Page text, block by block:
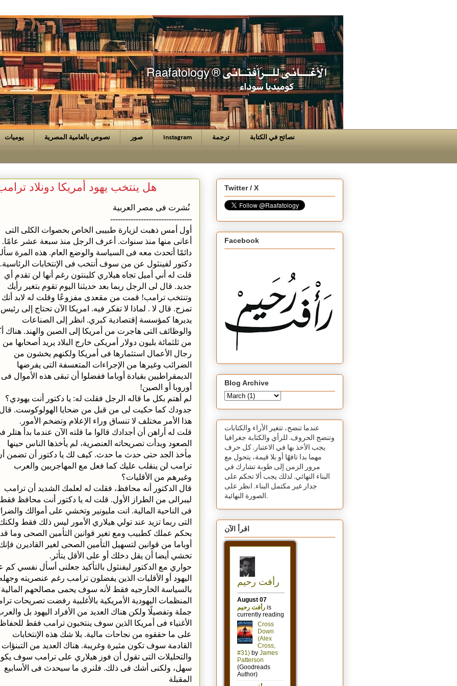
يوميات نصوص بالعامية المصرية صور Instagram ترجمة نصائح في الكتابة
هل ينتخب يهود أمريكا دونلاد
نُشرت فى مصر العربية
--------------------------------
أول أمس ذهبت لزيارة طبيبى الخاص بحصوات الكلى التى
أعانى منها منذ سنوات. أعرف الرجل منذ سبعة عشر عامًا.
دائمًا أتحدث معه فى السياسة والوضع العام. هذه المرة
دكتور لفينثول عن من سوف أنتخب فى الإنتخابات الرئاسية.
قلت له أني أميل تجاه هيلاري كلينتون رغم أنها لن تقدم أي
جديد. قال لى الرجل ربما بعد حديثنا اليوم تقوم بتغير رأيك
وتنتخب ترامب! قمت من مقعدى مفزوعًا وقلت له لابد أنك
تمزح. قال لا . لماذا لا تفكر فيه. امريكا الآن تحتاج إلى رئيس
يديرها كمؤسسة إقتصادية كبري. انظر إلى الصناعات
والوظائف التى هاجرت من أمريكا إلى الصين والهند. هناك
من ثلثمائة بليون دولار أمريكى خارج البلاد يريد أصحابها من
رجال الأعمال استثمارها فى أمريكا ولكنهم يخشون من
الضرائب وغيرها من الإجراءات المتعسفة التى يفرضها
الديمقراطيين بقيادة أوباما ففضلوا أن تبقى هذه الأموال فى
أوروبا أو الصين!
لم أهتم بكل ما قاله الرجل فقلت له: يا دكتور أنت يهودي؟
جدودك كما حكيت لى من قبل من ضحايا الهولوكوست.
هذا الأمر مختلف لا تنساق وراء الإعلام وتضخم الأمور.
قلت له أراهن أن أجدادك قالوا ما قلته الآن عندما بدأ هتلر
الصعود وبدأت تصريحاته العنصرية، لم يأخذها الناس حينها
مأخذ الجد حتى حدث ما حدث. كيف لك يا دكتور أن تضمن
ترامب لن ينقلب عليك كما فعل مع المهاجريين والعرب
وغيرهم من الأقليات؟
قال الدكتور أنه محافظ، فقلت له لعلمك الشديد أن ترامب
ليبرالى من الطراز الأول. قلت له يا دكتور أنت محافظ فقط
فى الناحية المالية. انت مليونير وتخشي على أموالك
التى ربما تزيد عند تولي هيلاري الأمور ليس ذلك فقط
بحكم عملك كطبيب ومع تغير قوانين التأمين الصحى وما
أوباما من قوانين لتسهيل التأمين الصحى لغير القاديرن
تخشي أيضا أن يقل دخلك أو على الأقل يتأثر.
حواري مع الدكتور ليفنثول بالتأكيد جعلنى أسأل نفسي كم
اليهود أو الأقليات الذين يفضلون ترامب رغم عنصريته
بالسياسة الخارجيه فقط لأنه سوف يحمى مصالحهم
المنظمات اليهودية الأمريكية بالأغلبية رفضت تصريحات
جملة وتفصيلًا ولكن هناك العديد من الأفراد اليهود بل
الأغنياء فى أمريكا الذين سوف ينتخبون ترامب فقط
على ما حققوه من نجاحات مالية. بلا شك هذه الإنتخابات
القادمة سوف تكون مثيرة وغريبة. هناك العديد من التبنؤات
والتحليلات التى تقول أن فوز هيلاري على ترامب سوف
سهل، ولكنى أشك فى ذلك. فلنري ما سيحدث فى الأسابيع
المقبلة
Twitter / X
Facebook
Blog Archive
عندما تنضج، تتغير الأراء والكتابات
وتنضج الحروف. للرأي والكتابة جغرافيا
يجب الأخذ بها في الاعتبار. كل حرف
مهما بدا تافهًا أو بلا قيمة، يتحول مع
مرور الزمن إلى طوبة تشارك في
البناء النهائي. لذلك يجب ألا تحكم على
جدار غير مكتمل البناء. انظر على
الصورة النهائية.
اقرأ الآن